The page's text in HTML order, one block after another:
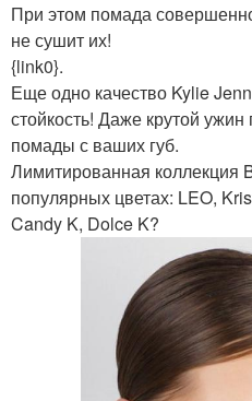
При этом помада
не сушит их!
{link0}.
Еще одно качество Kylie
стойкость! Даже крутой
помады с ваших губ.
Лимитированная коллекция
популярных цветах: LEO,
Candy K, Dolce K?